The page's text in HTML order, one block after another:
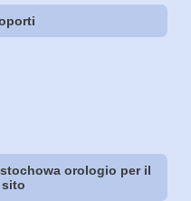
orologio per il